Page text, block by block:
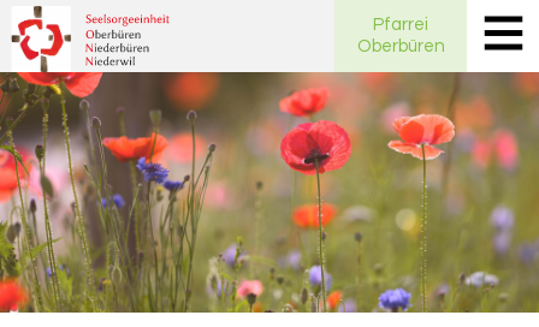
Pfarrei
Oberbüren